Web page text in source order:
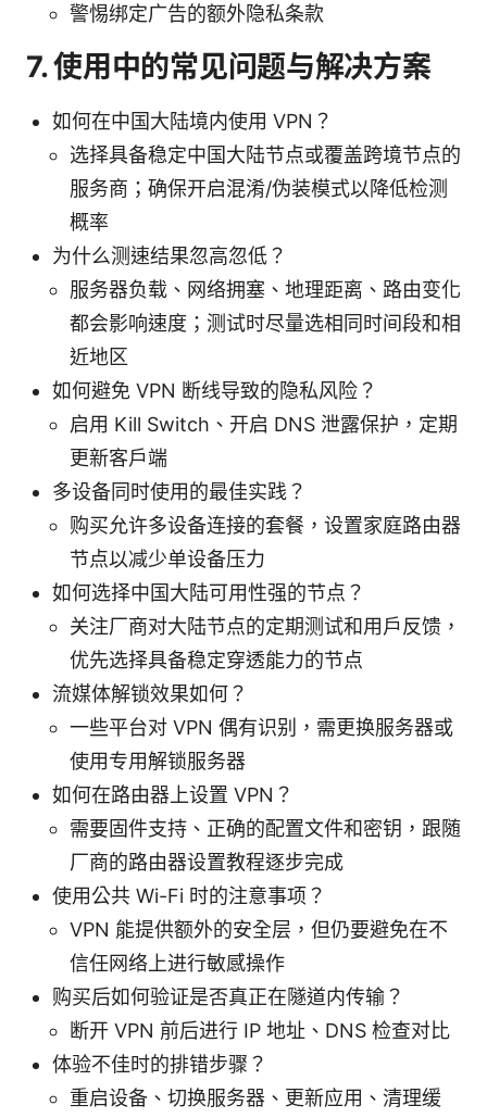
警惕绑定广告的额外隐私条款
7. 使用中的常见问题与解决方案
如何在中国大陆境内使用 VPN？
选择具备稳定中国大陆节点或覆盖跨境节点的
服务商；确保开启混淆/伪装模式以降低检测
概率
为什么测速结果忽高忽低？
服务器负载、网络拥塞、地理距离、路由变化
都会影响速度；测试时尽量选相同时间段和相
近地区
如何避免 VPN 断线导致的隐私风险？
启用 Kill Switch、开启 DNS 泄露保护，定期
更新客户端
多设备同时使用的最佳实践？
购买允许多设备连接的套餐，设置家庭路由器
节点以减少单设备压力
如何选择中国大陆可用性强的节点？
关注厂商对大陆节点的定期测试和用户反馈，
优先选择具备稳定穿透能力的节点
流媒体解锁效果如何？
一些平台对 VPN 偶有识别，需更换服务器或
使用专用解锁服务器
如何在路由器上设置 VPN？
需要固件支持、正确的配置文件和密钥，跟随
厂商的路由器设置教程逐步完成
使用公共 Wi-Fi 时的注意事项？
VPN 能提供额外的安全层，但仍要避免在不
信任网络上进行敏感操作
购买后如何验证是否真正在隧道内传输？
断开 VPN 前后进行 IP 地址、DNS 检查对比
体验不佳时的排错步骤？
重启设备、切换服务器、更新应用、清理缓